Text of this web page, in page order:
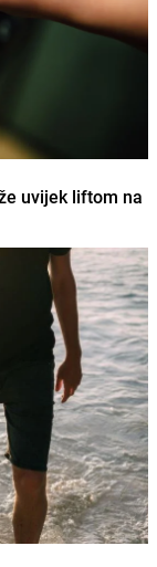
uvijek liftom na